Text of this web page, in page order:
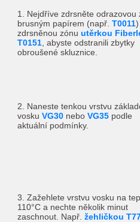
1. Nejdříve zdrsněte odrazovou
brusným papírem (např. T0011
zdrsněnou zónu utěrkou
T0151 , abyste odstranili zbytky
obroušené skluznice.
2. Naneste tenkou vrstvu
vosku VG30 nebo VG35 podle
aktuální podmínky.
3. Zažehlete vrstvu vosku na
110°C a nechte několik minut
zaschnout. Např. žehličkou